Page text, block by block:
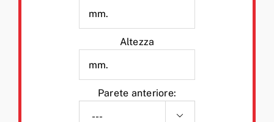
Altezza
Parete anteriore:
